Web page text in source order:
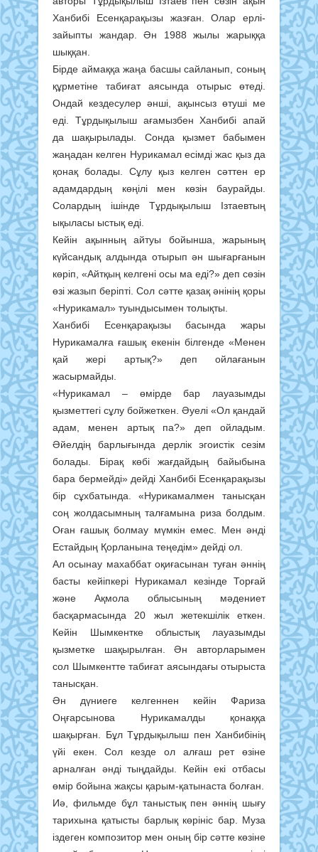
Ханбибі Есенқарақызы жазған. Олар ерлі-
зайыпты жандар. Ән 1988 жылы жарыққа
шыққан.
Бірде аймаққа жаңа басшы сайланып, соның
құрметіне табиғат аясында отырыс өтеді.
Ондай кездесулер әнші, ақынсыз өтуші ме
еді. Тұрдықылыш ағамызбен Ханбибі апай
да шақырылады. Сонда қызмет бабымен
жаңадан келген Нурикамал есімді жас қыз да
қонақ болады. Сұлу қыз келген сәттен ер
адамдардың көңілі мен көзін баурайды.
Солардың ішінде Тұрдықылыш Ізтаевтың
ықыласы ыстық еді.
Кейін ақынның айтуы бойынша, жарының
күйсандық алдында отырып ән шығарғанын
көріп, «Айтқың келгені осы ма еді?» деп сөзін
өзі жазып беріпті. Сол сәтте қазақ әнінің қоры
«Нурикамал» туындысымен толықты.
Ханбибі Есенқарақызы басында жары
Нурикамалға ғашық екенін білгенде «Менен
қай жері артық?» деп ойлағанын
жасырмайды.
«Нурикамал – өмірде бар лауазымды
қызметтегі сұлу бойжеткен. Әуелі «Ол қандай
адам, менен артық па?» деп ойладым.
Әйелдің барлығында дерлік эгоистік сезім
болады. Бірақ көбі жағдайдың байыбына
бара бермейді» дейді Ханбибі Есенқарақызы
бір сұхбатында. «Нурикамалмен танысқан
соң жолдасымның талғамына риза болдым.
Оған ғашық болмау мүмкін емес. Мен әнді
Естайдың Қорланына теңедім» дейді ол.
Ал осынау махаббат оқиғасынан туған әннің
басты кейіпкері Нурикамал кезінде Торғай
және Ақмола облысының мәдениет
басқармасында 20 жыл жетекшілік еткен.
Кейін Шымкентке облыстық лауазымды
қызметке шақырылған. Ән авторларымен
сол Шымкентте табиғат аясындағы отырыста
танысқан.
Ән дүниеге келгеннен кейін Фариза
Оңғарсынова Нурикамалды қонаққа
шақырған. Бұл Тұрдықылыш пен Ханбибінің
үйі екен. Сол кезде ол алғаш рет өзіне
арналған әнді тыңдайды. Кейін екі отбасы
өмір бойына жақсы қарым-қатынаста болған.
Иә, фильмде бұл таныстық пен әннің шығу
тарихына қатысты барлық көрініс бар. Муза
іздеген композитор мен оның бір сәтте көзіне